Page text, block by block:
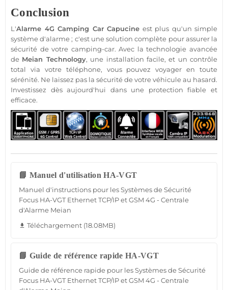
Conclusion
L'Alarme 4G Camping Car Capucine est plus qu'un simple
système d'alarme; c'est une solution complète pour assurer la
sécurité de votre camping-car. Avec la technologie avancée
de Meian Technology, une installation facile, et un contrôle
total via votre téléphone, vous pouvez voyager en toute
sérénité. Ne laissez pas la sécuritéde votre véhicule au hasard.
Investissez dès aujourd'hui dans une protection fiable et
efficace.
📘 Manuel d'utilisation HA-VGT
Manuel d'instructions pour les Systèmes de Sécurité
Focus HA-VGT Ethernet TCP/IP et GSM 4G - Centrale
d'Alarme Meian
file_download Téléchargement (18.08MB)
📘 Guide de référence rapide HA-VGT
Guide de référence rapide pour les Systèmes de Sécurité
Focus HA-VGT Ethernet TCP/IP et GSM 4G - Centrale